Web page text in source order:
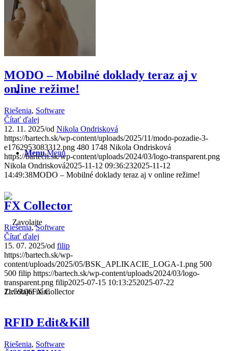
Menu Menu
Zavolajte nám
MODO – Mobilné doklady teraz aj v
online režime!
Riešenia, Software
Čítať ďalej
12. 11. 2025/od Nikola Ondrisková
https://bartech.sk/wp-content/uploads/2025/11/modo-pozadie-3-
e1762953083312.png 480 1748 Nikola Ondrisková
https://bartech.sk/wp-content/uploads/2024/03/logo-transparent.png
Nikola Ondrisková2025-11-12 09:36:232025-11-12
14:49:38MODO – Mobilné doklady teraz aj v online režime!
FX Collector
Riešenia,Software
Čítať ďalej
15. 07. 2025/od filip
https://bartech.sk/wp-
content/uploads/2025/05/BSK_APLIKACIE_LOGA-1.png 500
500 filip https://bartech.sk/wp-content/uploads/2024/03/logo-
transparent.png filip2025-07-15 10:13:252025-07-22
11:59:06FX Collector
RFID Edit&Kill
Riešenia, Software